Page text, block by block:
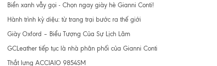
Biển xanh vẫy gọi - Chọn ngay giày hè Gianni Conti!
Hành trình kỳ diệu: từ trang trại bước ra thế giới
Giày Oxford – Biểu Tượng Của Sự Lịch Lãm
GCLeather tiếp tục là nhà phân phối của Gianni Conti
Thắt lưng ACCIAIO 9854SM